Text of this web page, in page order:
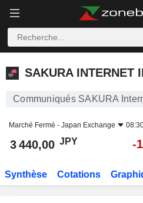
SAKURA INTERNET INC.
SAKURA INTERNET
Communiqués SAKURA
Marché Fermé - Japan Exchange
3 440,00 JPY -
Synthèse Cotations